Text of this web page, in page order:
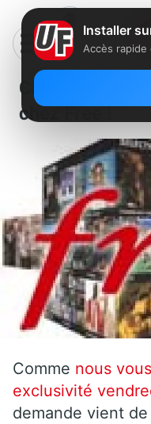
Canalsat à
chez Free !
Comme nous
exclusivité
demande vient
Installer
Accès